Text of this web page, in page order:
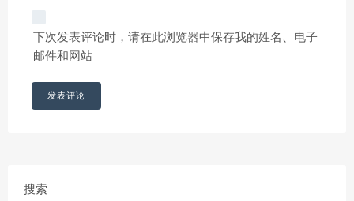
下次发表评论时，请在此浏览器中保存我的姓名、电子
邮件和网站
搜索